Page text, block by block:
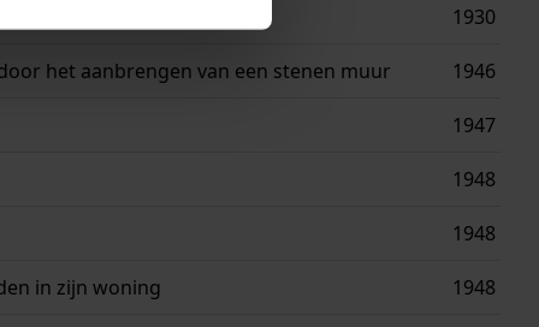
1930
het aanbrengen van een stenen muur 1946
1947
1948
1948
in zijn woning 1948